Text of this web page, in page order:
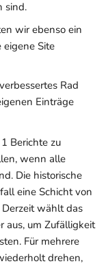
sind.
wir ebenso ein
Site
Rad
Einträge
Berichte zu
wenn alle
Die historische
eine Schicht von
wählt das
aus, um Zufälligkeit
Für mehrere
drehen,